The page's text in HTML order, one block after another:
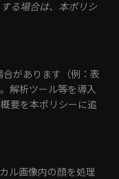
る場合は、本ポリシ
があります（例：表
解析ツール等を導入
要を本ポリシーに追
ル画像内の顔を処理